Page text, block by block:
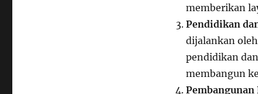
memberikan
Pendidikan
dijalankan
pendidikan
membangun